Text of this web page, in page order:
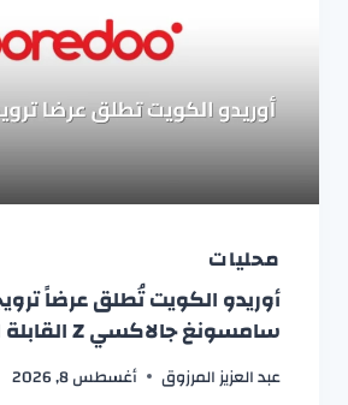
محليات
أوريدو الكويت تُطلق عرضاً
سامسونغ جالاكسي Z القابلة للطي
عبد العزيز المرزوق أغسطس 8, 2026